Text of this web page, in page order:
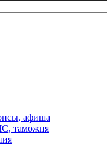
афиша
таможня